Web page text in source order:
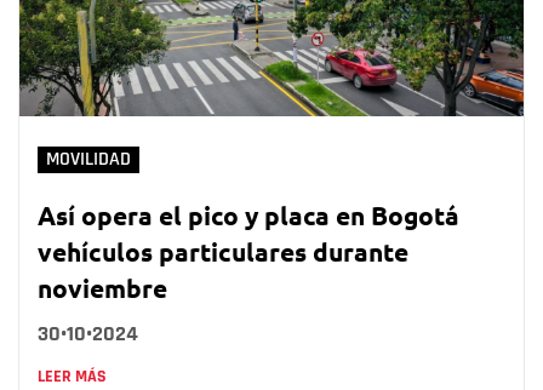
MOVILIDAD
Así opera el pico y placa en Bogotá
vehículos particulares durante
noviembre
30•10•2024
LEER MÁS